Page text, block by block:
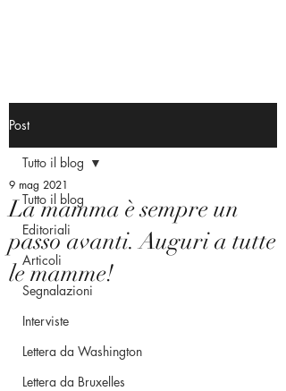
Post
Tutto il blog
Editoriali
Articoli
Segnalazioni
Interviste
Lettera da Washington
Lettera da Bruxelles
Tutto il blog
La mamma è sempre un
passo avanti. Auguri a tutte
le mamme!
9 mag 2021